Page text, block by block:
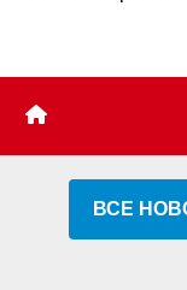
ВСЕ